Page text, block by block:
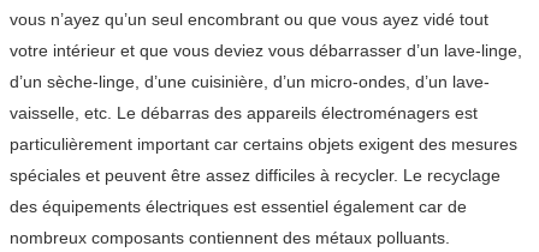
vous n’ayez qu’un seul encombrant ou que vous ayez vidé tout
votre intérieur et que vous deviez vous débarrasser d’un lave-linge,
d’un sèche-linge, d’une cuisinière, d’un micro-ondes, d’un lave-
vaisselle, etc. Le débarras des appareils électroménagers est
particulièrement important car certains objets exigent des mesures
spéciales et peuvent être assez difficiles à recycler. Le recyclage
des équipements électriques est essentiel également car de
nombreux composants contiennent des métaux polluants.